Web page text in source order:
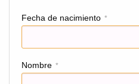
Fecha de nacimiento *
Nombre *